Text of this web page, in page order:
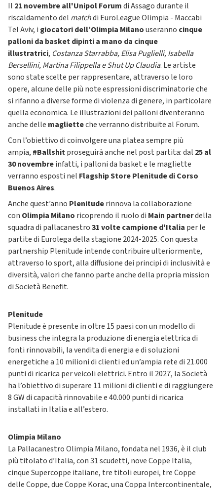
Il 21 novembre all'Unipol Forumdi Assago durante il
riscaldamentodel matchdi EuroLeague Olimpia - Maccabi
Tel Aviv, i giocatori dell’Olimpia Milanouseranno cinque
palloni da basketdipinti a mano da cinque
illustratrici, Costanza Starrabba, Elisa Puglielli, Isabella
Bersellini, Martina Filippella e Shut Up Claudia. Le artiste
sono state scelte per rappresentare, attraverso le loro
opere, alcune delle più note espressioni discriminatorie che
si rifanno a diverse forme di violenza di genere, in particolare
quella economica. Le illustrazioni dei palloni diventeranno
anche delle maglietteche verranno distribuite al Forum.
Con l’obiettivo di coinvolgere una platea sempre più
ampia, #Ballshitproseguirà anche nel post partita: dal 25 al
30 novembreinfatti, i palloni da basket e le magliette
verranno esposti nel Flagship StorePlenitude di Corso
Buenos Aires.
Anche quest’anno Plenituderinnova la collaborazione
con Olimpia Milano ricoprendo il ruolo di Main partnerdella
squadra di pallacanestro31 volte campione d'Italia per le
partite di Eurolega della stagione 2024-2025. Con questa
partnership Plenitude intende contribuire ulteriormente,
attraverso lo sport, alla diffusione dei principi di inclusività e
diversità, valori che fanno parte anche della propria mission
di Società Benefit.
Plenitude
Plenitude è presente in oltre 15 paesi con un modello di
business che integra la produzione di energia elettrica di
fonti rinnovabili, la vendita di energia e di soluzioni
energetiche a 10 milioni di clienti ed un’ampia rete di 21.000
punti di ricarica per veicoli elettrici. Entro il 2027, la Società
ha l’obiettivo di superare 11 milioni di clienti e di raggiungere
8 GW di capacità rinnovabile e 40.000 punti di ricarica
installati in Italia e all’estero.
Olimpia Milano
La Pallacanestro Olimpia Milano, fondata nel 1936, è il club
più titolato d’Italia, con 31 scudetti, nove Coppe Italia,
cinque Supercoppe italiane, tre titoli europei, tre Coppe
delle Coppe, due Coppe Korac, una Coppa Intercontinentale,